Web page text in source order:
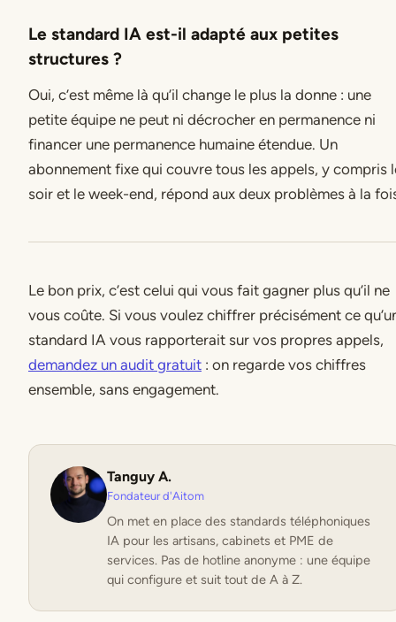
Le standard IA est-il adapté aux petites
structures ?
Oui, c’est même là qu’il change le plus la donne : une
petite équipe ne peut ni décrocher en permanence ni
financer une permanence humaine étendue. Un
abonnement fixe qui couvre tous les appels, y compris
soir et le week-end, répond aux deux problèmes à la
Le bon prix, c’est celui qui vous fait gagner plus qu’il ne
vous coûte. Si vous voulez chiffrer précisément ce
standard IA vous rapporterait sur vos propres appels,
demandez un audit gratuit : on regarde vos chiffres
ensemble, sans engagement.
Tanguy A.
Fondateur d'Aitom
On met en place des standards téléphoniques
IA pour les artisans, cabinets et PME de
services. Pas de hotline anonyme : une équipe
qui configure et suit tout de A à Z.